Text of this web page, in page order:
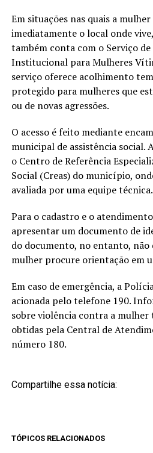
Em situações nas quais a
imediatamente o local onde
também conta com o Serviço
Institucional para Mulheres
serviço oferece acolhimento
protegido para mulheres que
ou de novas agressões.
O acesso é feito mediante
municipal de assistência social.
o Centro de Referência
Social (Creas) do município,
avaliada por uma equipe técnica.
Para o cadastro e o
apresentar um documento de
do documento, no entanto, não
mulher procure orientação em
Em caso de emergência, a
acionada pelo telefone 190.
sobre violência contra a mulher
obtidas pela Central de
número 180.
Compartilhe essa notícia:
TÓPICOS RELACIONADOS